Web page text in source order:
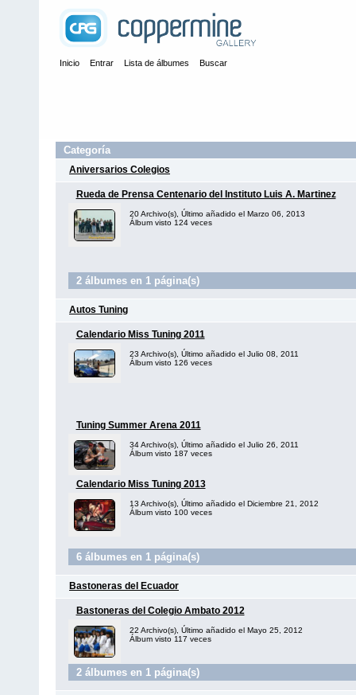
Inicio Entrar Lista de álbumes Buscar
Categoría
Aniversarios Colegios
Rueda de Prensa Centenario del Instituto Luis A. Martinez
20 Archivo(s), Último añadido el Marzo 06, 2013
Álbum visto 124 veces
2 álbumes en 1 página(s)
Autos Tuning
Calendario Miss Tuning 2011
23 Archivo(s), Último añadido el Julio 08, 2011
Álbum visto 126 veces
Tuning Summer Arena 2011
34 Archivo(s), Último añadido el Julio 26, 2011
Álbum visto 187 veces
Calendario Miss Tuning 2013
13 Archivo(s), Último añadido el Diciembre 21, 2012
Álbum visto 100 veces
6 álbumes en 1 página(s)
Bastoneras del Ecuador
Bastoneras del Colegio Ambato 2012
22 Archivo(s), Último añadido el Mayo 25, 2012
Álbum visto 117 veces
2 álbumes en 1 página(s)